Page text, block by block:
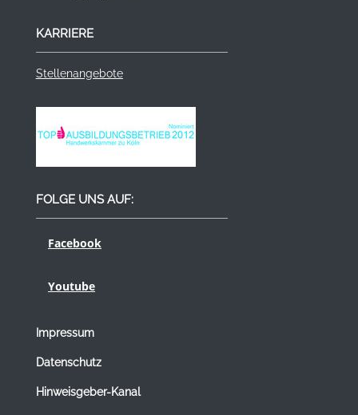
KARRIERE
Stellenangebote
FOLGE UNS AUF:
Facebook
Youtube
Impressum
Datenschutz
Hinweisgeber-Kanal